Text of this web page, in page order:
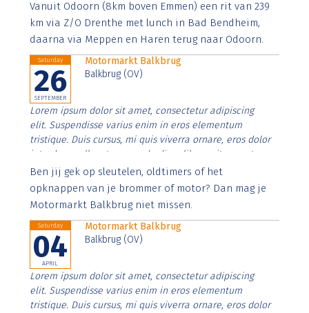
Aenean faucibus nibh et justo cursus id rutrum lorem
imperdiet. Nunc ut sem vitae risus tristique posuere.
Vanuit Odoorn (8km boven Emmen) een rit van 239
km via Z/O Drenthe met lunch in Bad Bendheim,
daarna via Meppen en Haren terug naar Odoorn.
Saturday
26
SEPTEMBER
Motormarkt Balkbrug
Balkbrug (OV)
Lorem ipsum dolor sit amet, consectetur adipiscing
elit. Suspendisse varius enim in eros elementum
tristique. Duis cursus, mi quis viverra ornare, eros dolor
interdum nulla, ut commodo diam libero vitae erat.
Aenean faucibus nibh et justo cursus id rutrum lorem
imperdiet. Nunc ut sem vitae risus tristique posuere.
Ben jij gek op sleutelen, oldtimers of het
opknappen van je brommer of motor? Dan mag je
Motormarkt Balkbrug niet missen.
Saturday
04
APRIL
Motormarkt Balkbrug
Balkbrug (OV)
Lorem ipsum dolor sit amet, consectetur adipiscing
elit. Suspendisse varius enim in eros elementum
tristique. Duis cursus, mi quis viverra ornare, eros dolor